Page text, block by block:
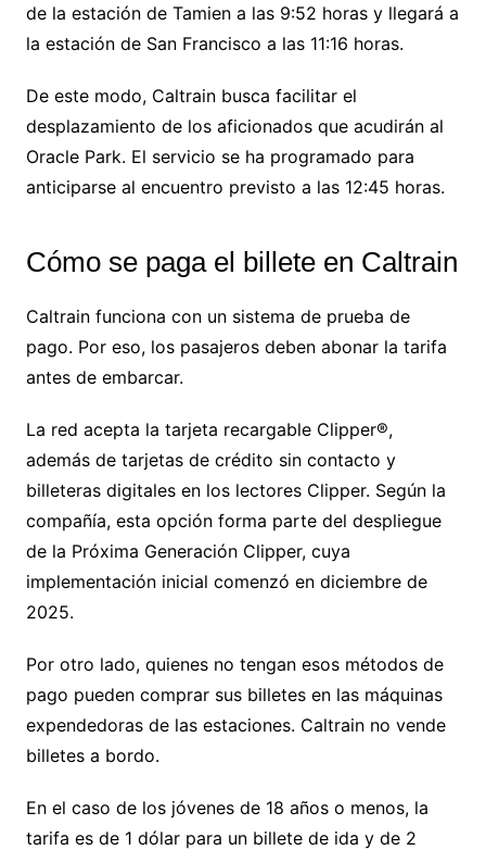
de la estación de Tamien a las 9:52 horas y llegará a
la estación de San Francisco a las 11:16 horas.
De este modo, Caltrain busca facilitar el
desplazamiento de los aficionados que acudirán al
Oracle Park. El servicio se ha programado para
anticiparse al encuentro previsto a las 12:45 horas.
Cómo se paga el billete en Caltrain
Caltrain funciona con un sistema de prueba de
pago. Por eso, los pasajeros deben abonar la tarifa
antes de embarcar.
La red acepta la tarjeta recargable Clipper®,
además de tarjetas de crédito sin contacto y
billeteras digitales en los lectores Clipper. Según la
compañía, esta opción forma parte del despliegue
de la Próxima Generación Clipper, cuya
implementación inicial comenzó en diciembre de
2025.
Por otro lado, quienes no tengan esos métodos de
pago pueden comprar sus billetes en las máquinas
expendedoras de las estaciones. Caltrain no vende
billetes a bordo.
En el caso de los jóvenes de 18 años o menos, la
tarifa es de 1 dólar para un billete de ida y de 2